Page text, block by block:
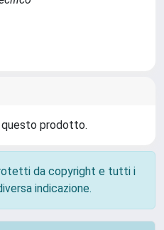
questo prodotto.
da copyright e tutti i
indicazione.